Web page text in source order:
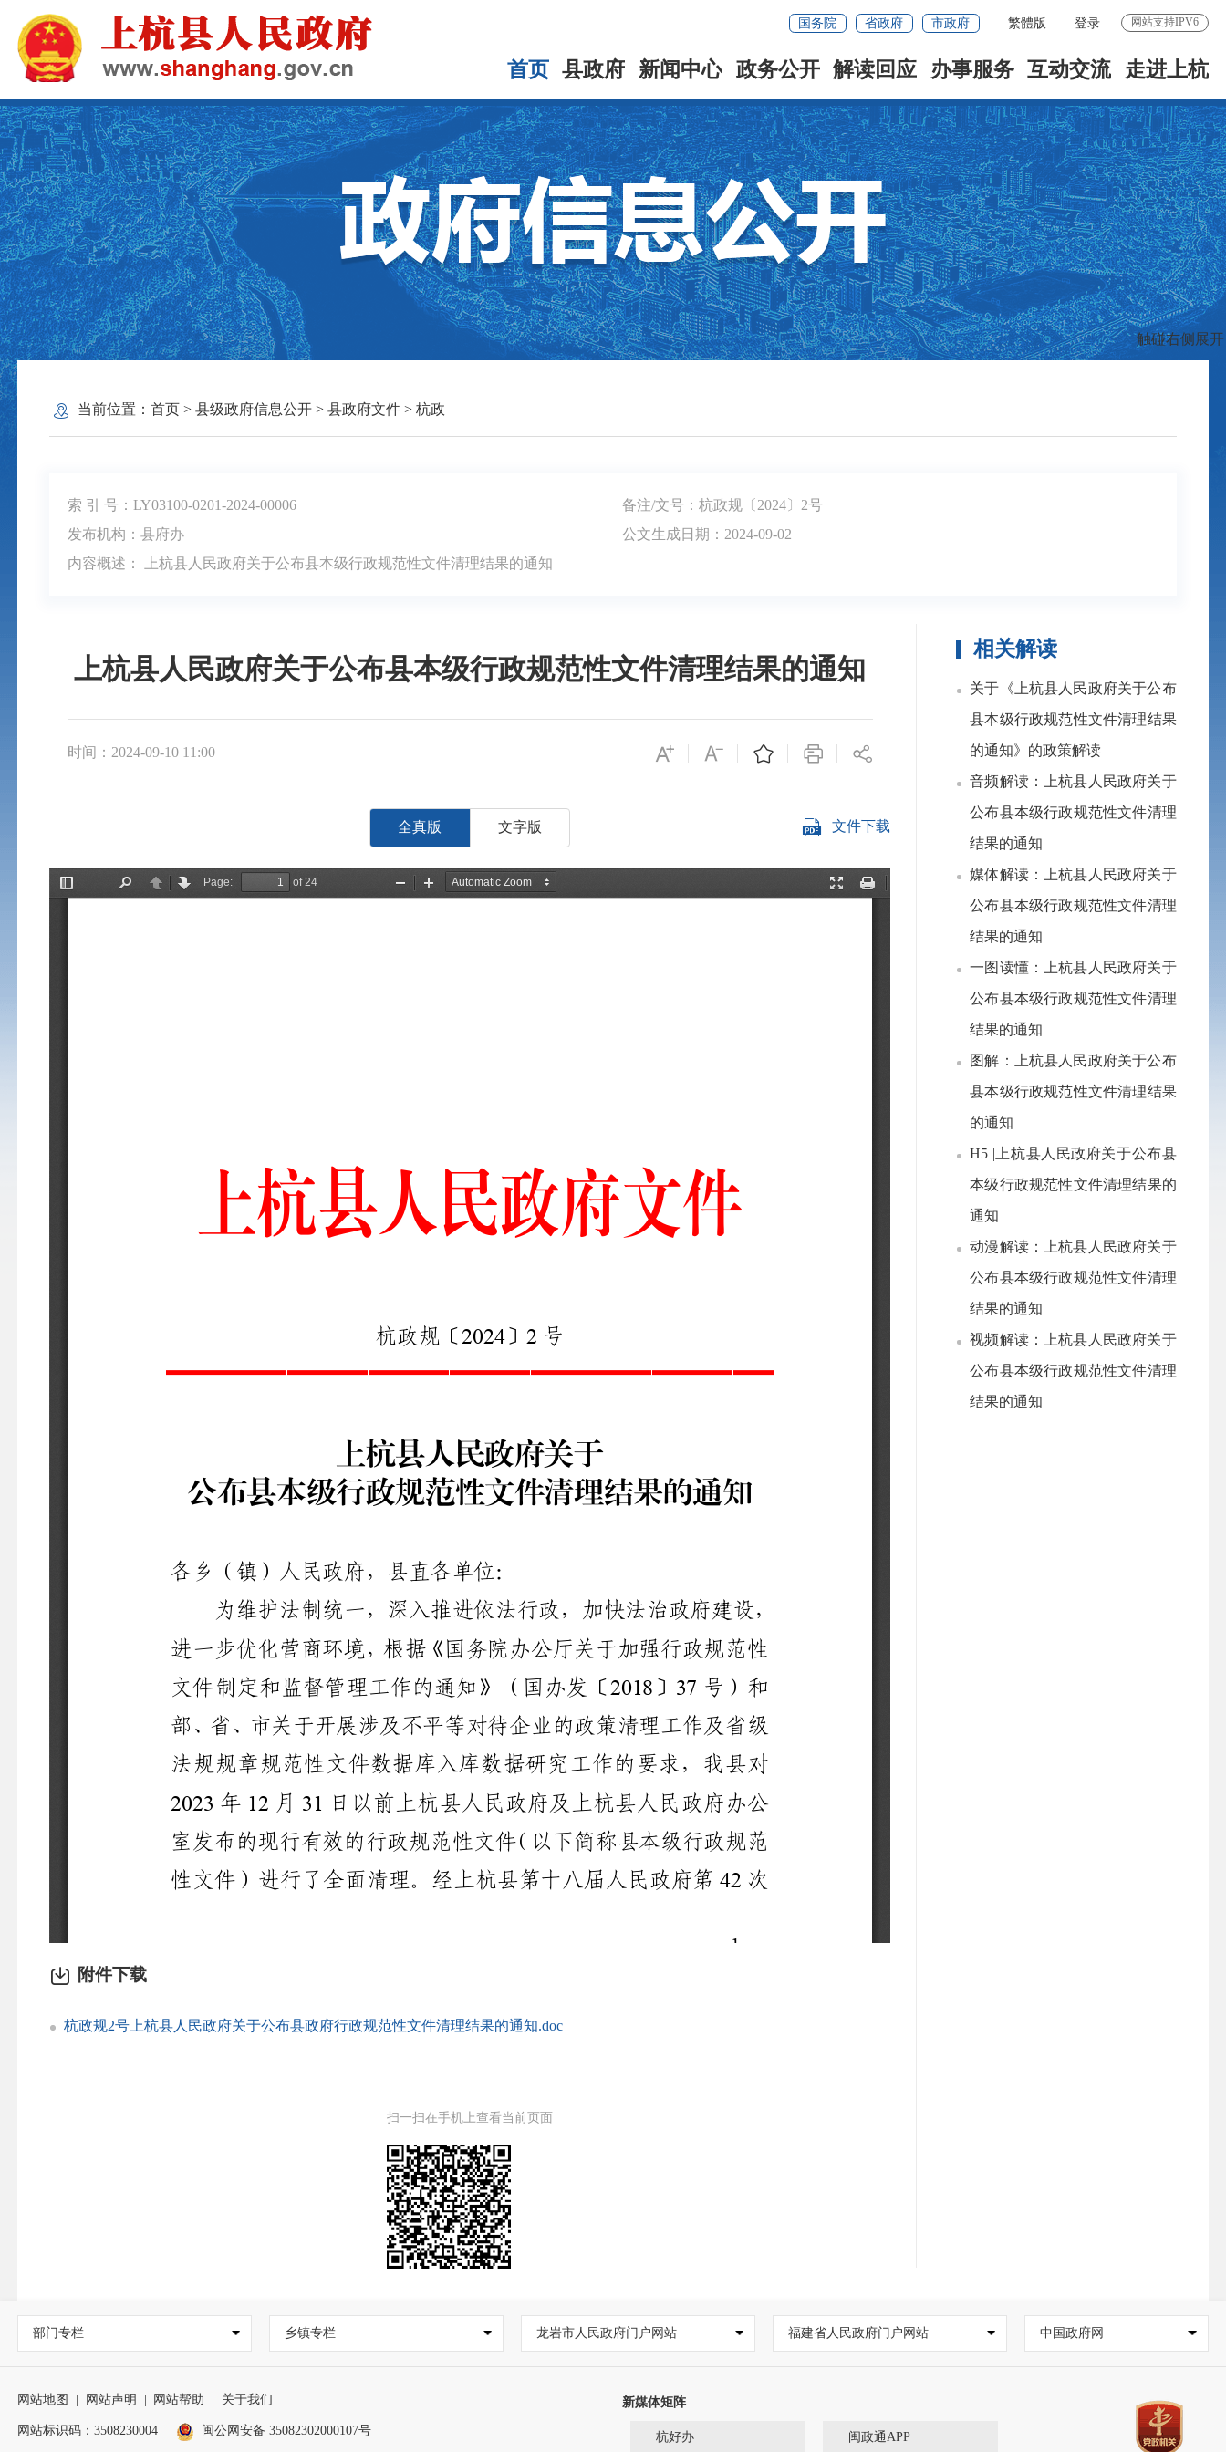
国务院 省政府 市政府 繁體版 登录 网站支持IPV6
首页 县政府 新闻中心 政务公开 解读回应 办事服务 互动交流 走进上杭
当前位置： 首页> 县级政府信息公开> 县政府文件> 杭政
索 引 号：LY03100-0201-2024-00006
备注/文号：杭政规〔2024〕2号
发布机构：县府办
公文生成日期：2024-09-02
内容概述： 上杭县人民政府关于公布县本级行政规范性文件清理结果的通知
上杭县人民政府关于公布县本级行政规范性文件清理结果的通知
时间：2024-09-10 11:00
全真版 文字版 文件下载
附件下载
杭政规2号上杭县人民政府关于公布县政府行政规范性文件清理结果的通知.doc
扫一扫在手机上查看当前页面
相关解读
关于《上杭县人民政府关于公布
县本级行政规范性文件清理结果
的通知》的政策解读
音频解读：上杭县人民政府关于
公布县本级行政规范性文件清理
结果的通知
媒体解读：上杭县人民政府关于
公布县本级行政规范性文件清理
结果的通知
一图读懂：上杭县人民政府关于
公布县本级行政规范性文件清理
结果的通知
图解：上杭县人民政府关于公布
县本级行政规范性文件清理结果
的通知
H5 |上杭县人民政府关于公布县
本级行政规范性文件清理结果的
通知
动漫解读：上杭县人民政府关于
公布县本级行政规范性文件清理
结果的通知
视频解读：上杭县人民政府关于
公布县本级行政规范性文件清理
结果的通知
部门专栏 乡镇专栏 龙岩市人民政府门户网站 福建省人民政府门户网站 中国政府网
网站地图 网站声明 网站帮助 关于我们
网站标识码：3508230004 闽公网安备 35082302000107号
新媒体矩阵
杭好办 闽政通APP
触碰右侧展开